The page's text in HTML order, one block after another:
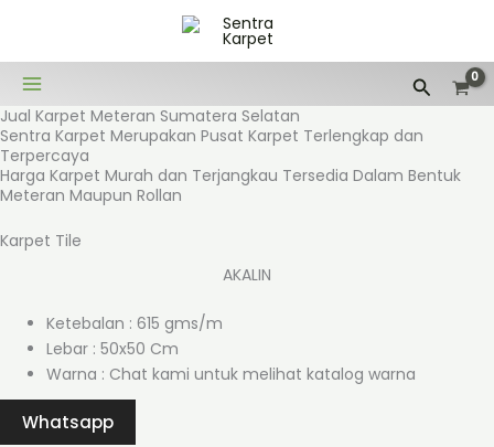
konten
Cari
Jual Karpet Meteran Sumatera Selatan
Sentra Karpet Merupakan Pusat Karpet Terlengkap dan
Terpercaya
Harga Karpet Murah dan Terjangkau Tersedia Dalam Bentuk
Meteran Maupun Rollan
Karpet Tile
AKALIN
Ketebalan : 615 gms/m
Lebar : 50x50 Cm
Warna : Chat kami untuk melihat katalog warna
Whatsapp